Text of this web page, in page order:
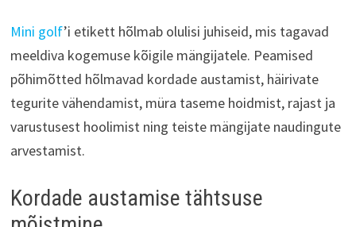
Mini golf’i etikett hõlmab olulisi juhiseid, mis tagavad
meeldiva kogemuse kõigile mängijatele. Peamised
põhimõtted hõlmavad kordade austamist, häirivate
tegurite vähendamist, müra taseme hoidmist, rajast ja
varustusest hoolimist ning teiste mängijate naudingute
arvestamist.
Kordade austamise tähtsuse